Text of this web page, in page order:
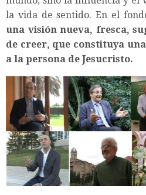
la vida de sentido. En el
una visión nueva, fresca,
de creer, que constituya
a la persona de Jesucristo.